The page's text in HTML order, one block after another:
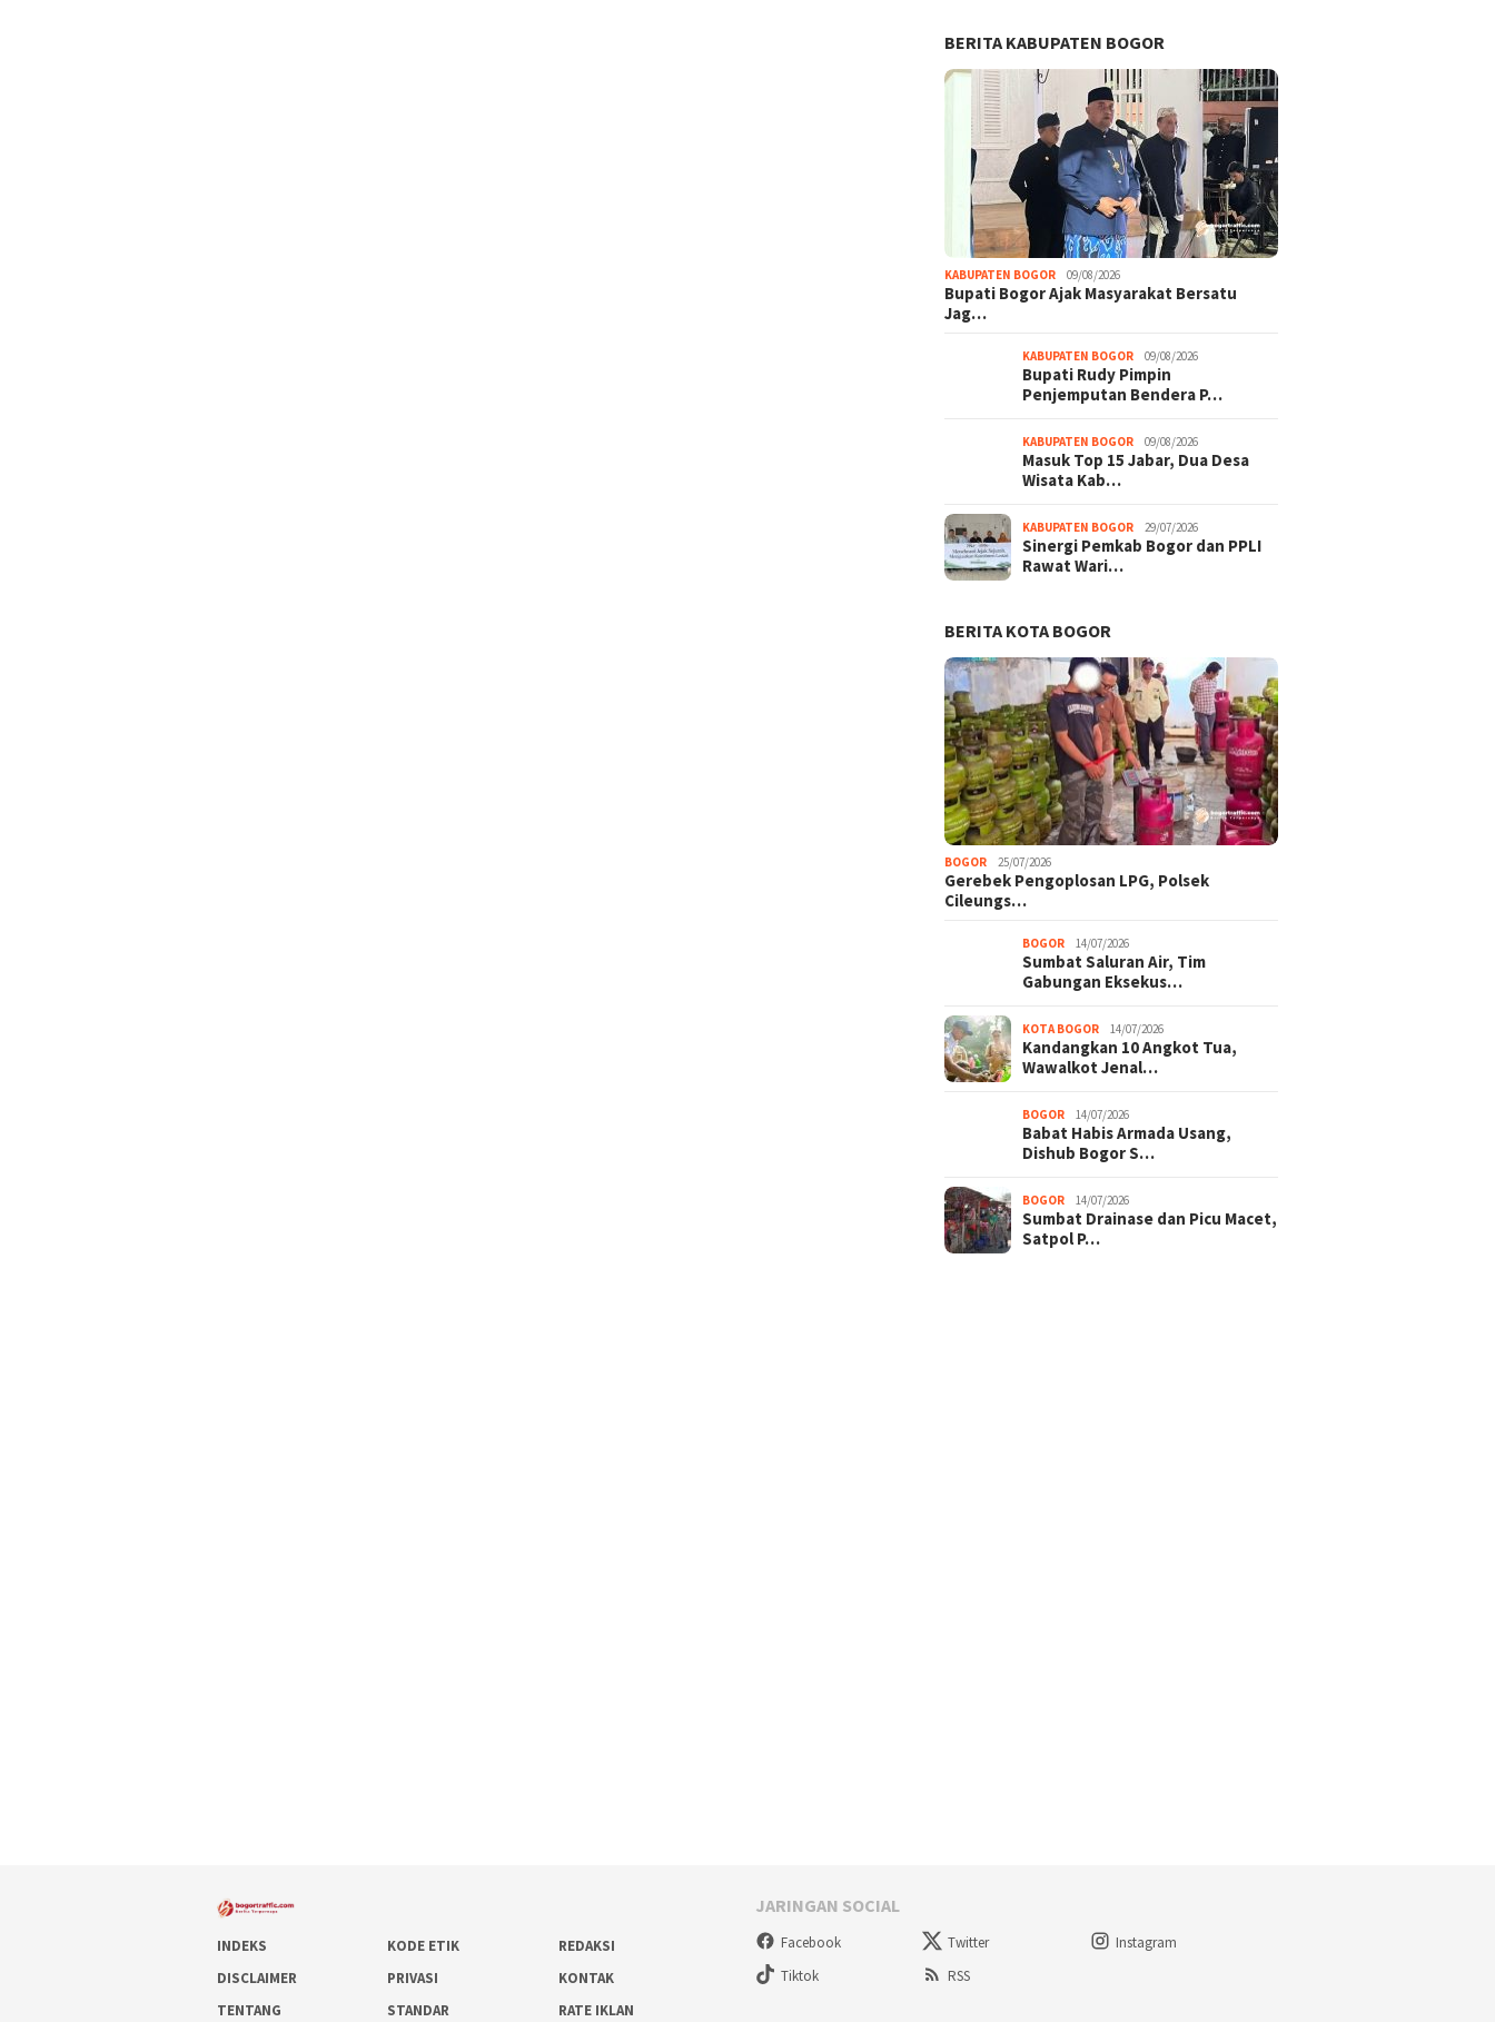
BERITA KABUPATEN BOGOR
KABUPATEN BOGOR 09/08/2026
Bupati Bogor Ajak Masyarakat Bersatu
Jag…
KABUPATEN BOGOR 09/08/2026
Bupati Rudy Pimpin
Penjemputan Bendera P…
KABUPATEN BOGOR 09/08/2026
​Masuk Top 15 Jabar, Dua Desa
Wisata Kab…
KABUPATEN BOGOR 29/07/2026
Sinergi Pemkab Bogor dan PPLI
Rawat Wari…
BERITA KOTA BOGOR
BOGOR 25/07/2026
Gerebek Pengoplosan LPG, Polsek
Cileungs…
BOGOR 14/07/2026
Sumbat Saluran Air, Tim
Gabungan Eksekus…
KOTA BOGOR 14/07/2026
Kandangkan 10 Angkot Tua,
Wawalkot Jenal…
BOGOR 14/07/2026
Babat Habis Armada Usang,
Dishub Bogor S…
BOGOR 14/07/2026
Sumbat Drainase dan Picu Macet,
Satpol P…
INDEKS KODE ETIK
REDAKSI
DISCLAIMER
PRIVASI
KONTAK
TENTANG
STANDAR RATE IKLAN
JARINGAN SOCIAL
Facebook Twitter
Instagram
Tiktok
RSS